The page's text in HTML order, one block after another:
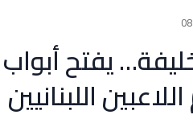
يفتح أبواب
اللبنانيين